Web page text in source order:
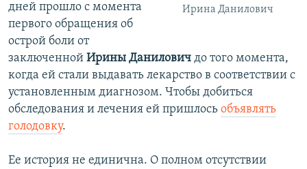
Ирина Данилович
дней прошло с момента
первого обращения об
острой боли от
заключенной Ирины Данилович до того момента,
когда ей стали выдавать лекарство в соответствии с
установленным диагнозом. Чтобы добиться
обследования и лечения ей пришлось объявлять
голодовку.
Ее история не единична. О полном отсутствии